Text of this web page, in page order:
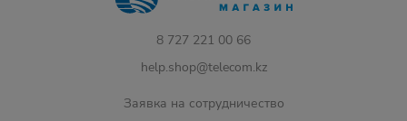
8 727 221 00 66
help.shop@telecom.kz
Заявка на сотрудничество